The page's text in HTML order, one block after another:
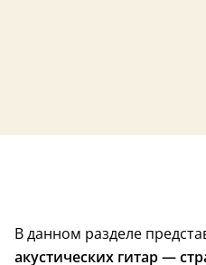
Полимерное покрытие
В данном разделе
акустических гитар —